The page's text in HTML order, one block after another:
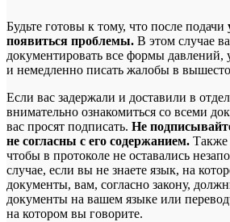
Будьте готовы к тому, что после подачи
появиться проблемы. В этом случае
документировать все формы давлений,
и немедленно писать жалобы в
Если вас задержали и доставили в
внимательно ознакомиться со всеми
вас просят подписать. Не
не согласны с его содержанием. Также
чтобы в протоколе не оставались
случае, если вы не знаете язык, на
документы, вам, согласно закону,
документы на вашем языке или
на котором вы говорите.